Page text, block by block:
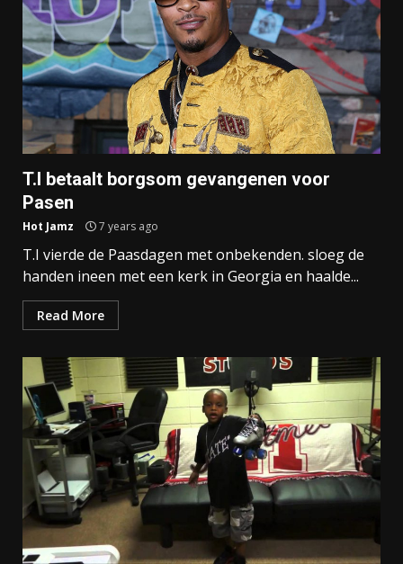
T.I betaalt borgsom gevangenen voor
Pasen
Hot Jamz 7 years ago
T.I vierde de Paasdagen met onbekenden. sloeg de
handen ineen met een kerk in Georgia en haalde...
Read More